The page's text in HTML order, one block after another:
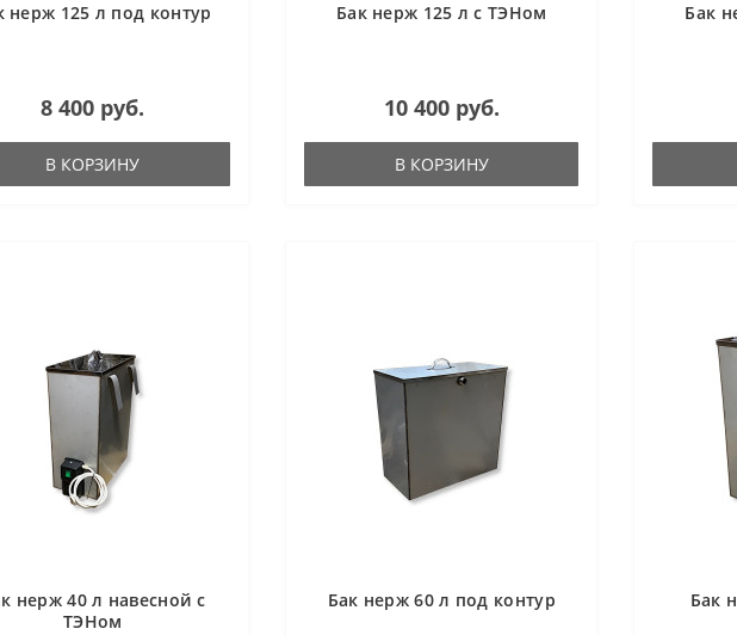
нерж 125 л под контур
8 400 руб.
В КОРЗИНУ
Бак нерж 125 л с ТЭНом
10 400 руб.
В КОРЗИНУ
Бак
нерж 40 л навесной с
ТЭНом
Бак нерж 60 л под контур Бак